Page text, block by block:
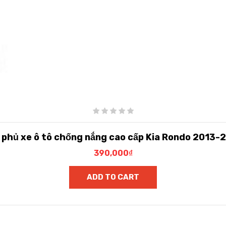
xe ô tô chống nắng cao cấp Kia Rondo 2013-
390,000₫
ADD TO CART